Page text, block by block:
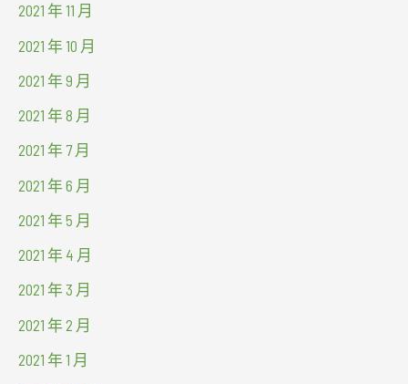
2021 年 11 月
2021 年 10 月
2021 年 9 月
2021 年 8 月
2021 年 7 月
2021 年 6 月
2021 年 5 月
2021 年 4 月
2021 年 3 月
2021 年 2 月
2021 年 1 月